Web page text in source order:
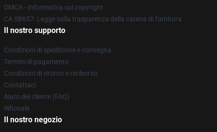
DMCA - Informativa sul copyright
CA SB657: Legge sulla trasparenza della catena di fornitura
Il nostro supporto
Condizioni di spedizione e consegna
Termini di pagamento
Condizioni di ritorno e rimborso
Contattaci
Aiuto del cliente (FAQ)
Whosale
Il nostro negozio